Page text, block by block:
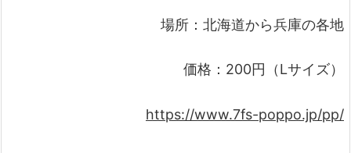
場所：北海道から兵庫の各地
価格：200円（Lサイズ）
https://www.7fs-poppo.jp/pp/